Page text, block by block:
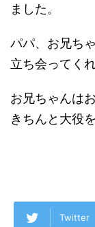
ました。
パパ、お兄ち
立ち会ってく
お兄ちゃんは
きちんと大役
Twitter